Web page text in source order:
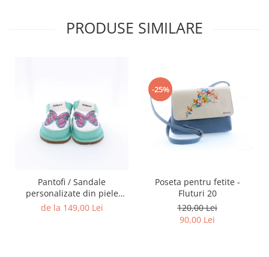
PRODUSE SIMILARE
Pantofi / Sandale
personalizate din piele
naturala cu print digital -
de la 149,00 Lei
-25%
Poseta pentru fetite -
Fluturi 20
120,00 Lei
90,00 Lei